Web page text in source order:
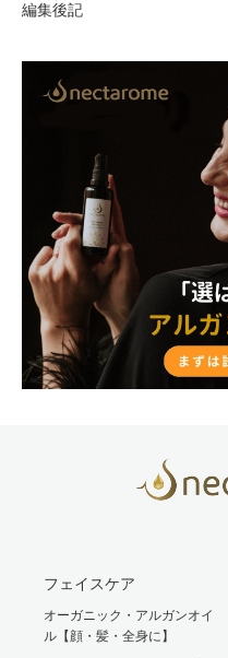
編集後記
フェイスケア
オーガニック・アルガンオイ
ル【顔・髪・全身に】